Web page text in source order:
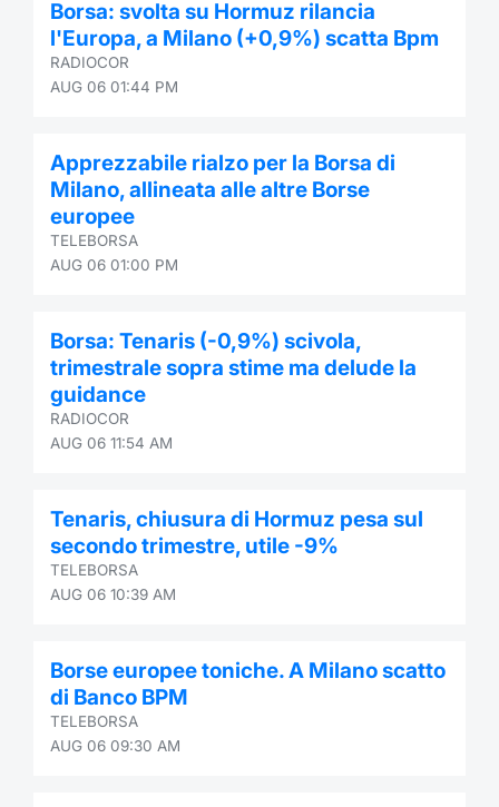
Borsa: svolta su Hormuz rilancia
l'Europa, a Milano (+0,9%) scatta Bpm
RADIOCOR
AUG 06 01:44 PM
Apprezzabile rialzo per la Borsa di
Milano, allineata alle altre Borse
europee
TELEBORSA
AUG 06 01:00 PM
Borsa: Tenaris (-0,9%) scivola,
trimestrale sopra stime ma delude la
guidance
RADIOCOR
AUG 06 11:54 AM
Tenaris, chiusura di Hormuz pesa sul
secondo trimestre, utile -9%
TELEBORSA
AUG 06 10:39 AM
Borse europee toniche. A Milano scatto
di Banco BPM
TELEBORSA
AUG 06 09:30 AM